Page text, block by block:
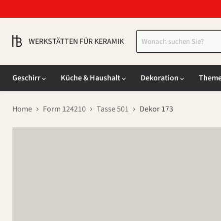
WERKSTÄTTEN FÜR KERAMIK
Geschirr
Küche & Haushalt Dekoration
Home Form 124210 Tasse 501 Dekor 173